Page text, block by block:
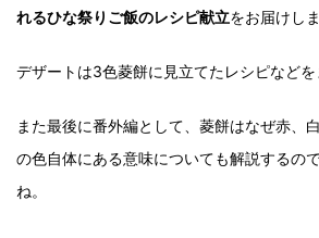
れるひな祭りご飯のレシピ献立をお届けしま
デザートは3色菱餅に見立てたレシピなどを
また最後に番外編として、菱餅はなぜ赤、
の色自体にある意味についても解説するの
ね。